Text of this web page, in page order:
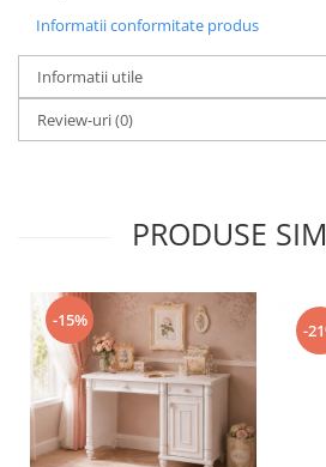
Informatii conformitate produs
Informatii utile
Review-uri(0)
PRODUSE
-15%
-